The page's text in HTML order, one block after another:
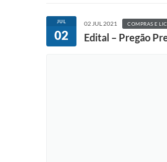
JUL
02
02 JUL 2021 COMPRAS E
Edital – Pregão